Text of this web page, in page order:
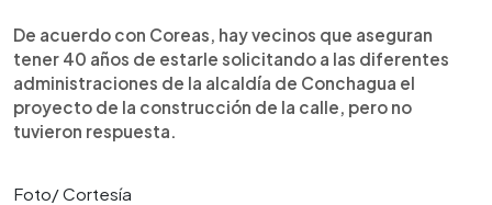
De acuerdo con Coreas, hay vecinos que aseguran
tener 40 años de estarle solicitando a las diferentes
administraciones de la alcaldía de Conchagua el
proyecto de la construcción de la calle, pero no
tuvieron respuesta.
Foto/ Cortesía